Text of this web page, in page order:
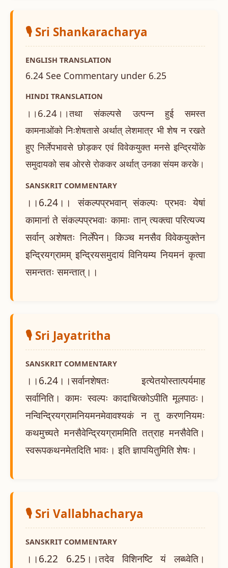
🎙️ Sri Shankaracharya
ENGLISH TRANSLATION
6.24 See Commentary under 6.25
HINDI TRANSLATION
।।6.24।।तथा संकल्पसे उत्पन्न हुई समस्त
कामनाओंको निःशेषतासे अर्थात् लेशमात्र भी शेष न रखते
हुए निर्लेपभावसे छोड़कर एवं विवेकयुक्त मनसे इन्द्रियोंके
समुदायको सब ओरसे रोककर अर्थात् उनका संयम करके।
SANSKRIT COMMENTARY
।।6.24।। संकल्पप्रभवान् संकल्पः प्रभवः येषां
कामानां ते संकल्पप्रभवाः कामाः तान् त्यक्त्वा परित्यज्य
सर्वान् अशेषतः निर्लेपेन। किञ्च मनसैव विवेकयुक्तेन
इन्द्रियग्रामम् इन्द्रियसमुदायं विनियम्य नियमनं कृत्वा
समन्ततः समन्तात्।।
🎙️ Sri Jayatritha
SANSKRIT COMMENTARY
।।6.24।।सर्वानशेषतः इत्येतयोस्तात्पर्यमाह
सर्वानिति। कामः स्वल्पः कादाचित्कोऽपीति मूलपाठः।
नन्विन्द्रियग्रामनियमनमेवावश्यकं न तु करणनियमः
कथमुच्यते मनसैवेन्द्रियग्राममिति तत्राह मनसैवेति।
स्वरूपकथनमेतदिति भावः। इति ज्ञापयितुमिति शेषः।
🎙️ Sri Vallabhacharya
SANSKRIT COMMENTARY
।।6.22 6.25।।तदेव विशिनष्टि यं लब्ध्वेति।